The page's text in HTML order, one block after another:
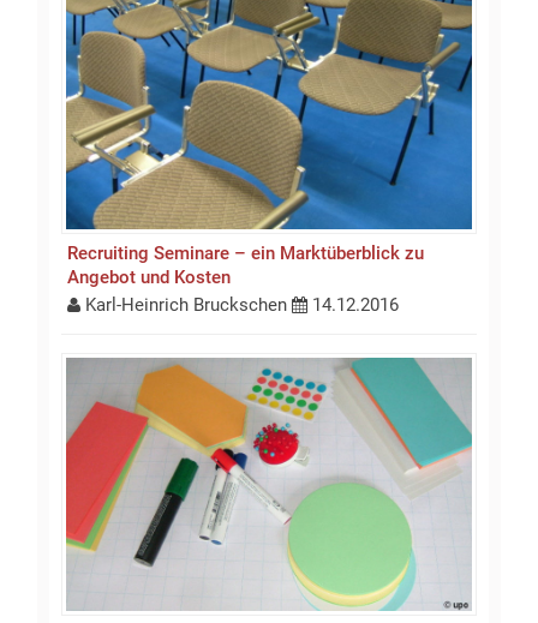
Recruiting Seminare – ein Marktüberblick zu
Angebot und Kosten
Karl-Heinrich Bruckschen
14.12.2016